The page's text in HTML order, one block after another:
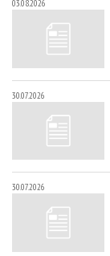
03.08.2026
30.07.2026
30.07.2026